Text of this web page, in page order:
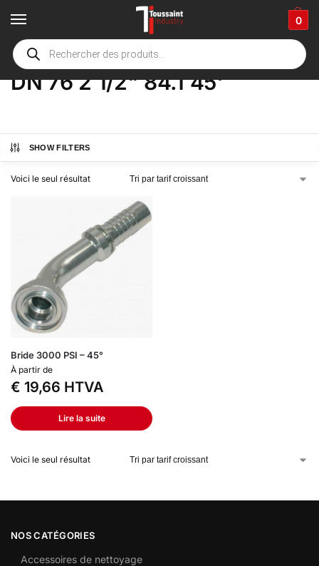
0
Accueil boutique / Product Options
DN 76 2 1/2" 84.1 45'
SHOW FILTERS
Voici le seul résultat
Bride 3000 PSI – 45°
À partir de
€ 19,66 HTVA
Lire la suite
Voici le seul résultat
NOS CATÉGORIES
Accessoires de nettoyage